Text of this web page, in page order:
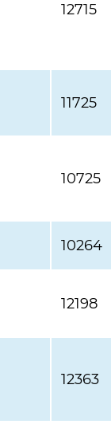
12715
11725
10725
10264
12198
12363